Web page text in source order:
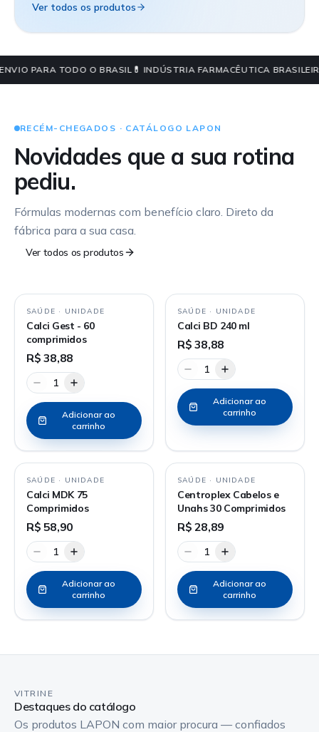
Ver todos os produtos
PARA TODO O BRASIL💊 INDÚSTRIA FARMACÊUTICA
RECÉM-CHEGADOS · CATÁLOGO LAPON
Novidades que a sua rotina
pediu.
Fórmulas modernas com benefício claro. Direto da
fábrica para a sua casa.
Ver todos os produtos
SAÚDE · UNIDADE
Calci Gest - 60
comprimidos
R$ 38,88
1
Adicionar ao
carrinho
SAÚDE · UNIDADE
Calci BD 240 ml
R$ 38,88
1
Adicionar ao
carrinho
SAÚDE · UNIDADE
Calci MDK 75
Comprimidos
R$ 58,90
1
Adicionar ao
carrinho
SAÚDE · UNIDADE
Centroplex Cabelos e
Unahs 30 Comprimidos
R$ 28,89
1
Adicionar ao
carrinho
VITRINE
Destaques do catálogo
Os produtos LAPON com maior procura — confiados